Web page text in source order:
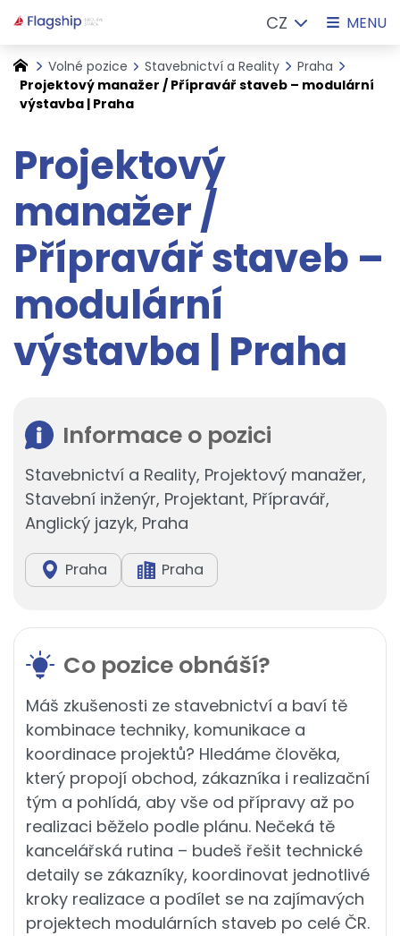
Volné pozice Stavebnictví a Reality
Praha
Projektový manažer / Přípravář staveb – modulární
výstavba | Praha
Projektový
manažer /
Přípravář staveb –
modulární
výstavba | Praha
Informace o pozici
Stavebnictví a Reality, Projektový manažer,
Stavební inženýr, Projektant, Přípravář,
Anglický jazyk, Praha
Praha Praha
Co pozice obnáší?
Máš zkušenosti ze stavebnictví a baví tě
kombinace techniky, komunikace a
koordinace projektů? Hledáme člověka,
který propojí obchod, zákazníka i realizační
tým a pohlídá, aby vše od přípravy až po
realizaci běželo podle plánu. Nečeká tě
kancelářská rutina – budeš řešit technické
detaily se zákazníky, koordinovat jednotlivé
kroky realizace a podílet se na zajímavých
projektech modulárních staveb po celé ČR.
MENU
CZ